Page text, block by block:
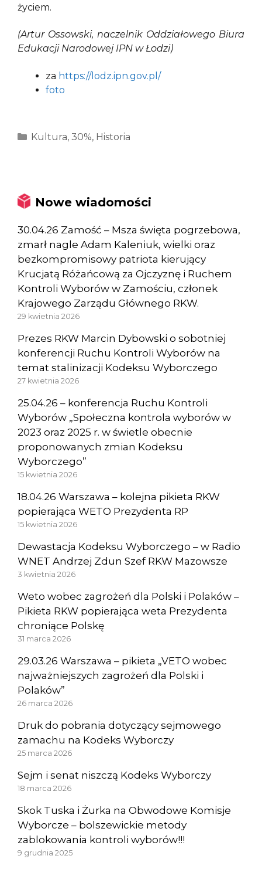
życiem.
(Artur Ossowski, naczelnik Oddziałowego Biura
Edukacji Narodowej IPN w Łodzi)
za https://lodz.ipn.gov.pl/
foto
Kategorie
Kultura, 30%, Historia
Nowe wiadomości
30.04.26 Zamość – Msza święta pogrzebowa,
zmarł nagle Adam Kaleniuk, wielki oraz
bezkompromisowy patriota kierujący
Krucjatą Różańcową za Ojczyznę i Ruchem
Kontroli Wyborów w Zamościu, członek
Krajowego Zarządu Głównego RKW.
29 kwietnia 2026
Prezes RKW Marcin Dybowski o sobotniej
konferencji Ruchu Kontroli Wyborów na
temat stalinizacji Kodeksu Wyborczego
27 kwietnia 2026
25.04.26 – konferencja Ruchu Kontroli
Wyborów „Społeczna kontrola wyborów w
2023 oraz 2025 r. w świetle obecnie
proponowanych zmian Kodeksu
Wyborczego”
15 kwietnia 2026
18.04.26 Warszawa – kolejna pikieta RKW
popierająca WETO Prezydenta RP
15 kwietnia 2026
Dewastacja Kodeksu Wyborczego – w Radio
WNET Andrzej Zdun Szef RKW Mazowsze
3 kwietnia 2026
Weto wobec zagrożeń dla Polski i Polaków –
Pikieta RKW popierająca weta Prezydenta
chroniące Polskę
31 marca 2026
29.03.26 Warszawa – pikieta „VETO wobec
najważniejszych zagrożeń dla Polski i
Polaków”
26 marca 2026
Druk do pobrania dotyczący sejmowego
zamachu na Kodeks Wyborczy
25 marca 2026
Sejm i senat niszczą Kodeks Wyborczy
18 marca 2026
Skok Tuska i Żurka na Obwodowe Komisje
Wyborcze – bolszewickie metody
zablokowania kontroli wyborów!!!
9 grudnia 2025